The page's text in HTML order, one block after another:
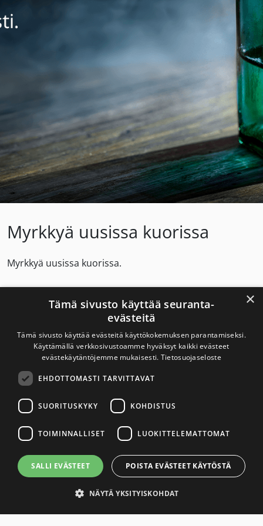
Myrkkyä uusissa kuorissa
Myrkkyä uusissa kuorissa.
Nikotiini koukuttaa nopeasti.
Savuton Suomi 2030
Savuton Suomi 2030 -verkoston toiminnan
tavoitteena on tupakaton ja nikotiiniton Suomi.
Yhteystiedot
Tietosuojaseloste
Saavutettavuusseloste
×
Tämä sivusto käyttää seuranta-
evästeitä
Tämä sivusto käyttää evästeitä käyttökokemuksen parantamiseksi.
Käyttämällä verkkosivustoamme hyväksyt kaikki evästeet
evästekäytäntöjemme mukaisesti. Tietosuojaseloste
EHDOTTOMASTI TARVITTAVAT
SUORITUSKYKY KOHDISTUS
TOIMINNALLISET LUOKITTELEMATTOMAT
SALLI EVÄSTEET POISTA EVÄSTEET KÄYTÖSTÄ
NÄYTÄ YKSITYISKOHDAT